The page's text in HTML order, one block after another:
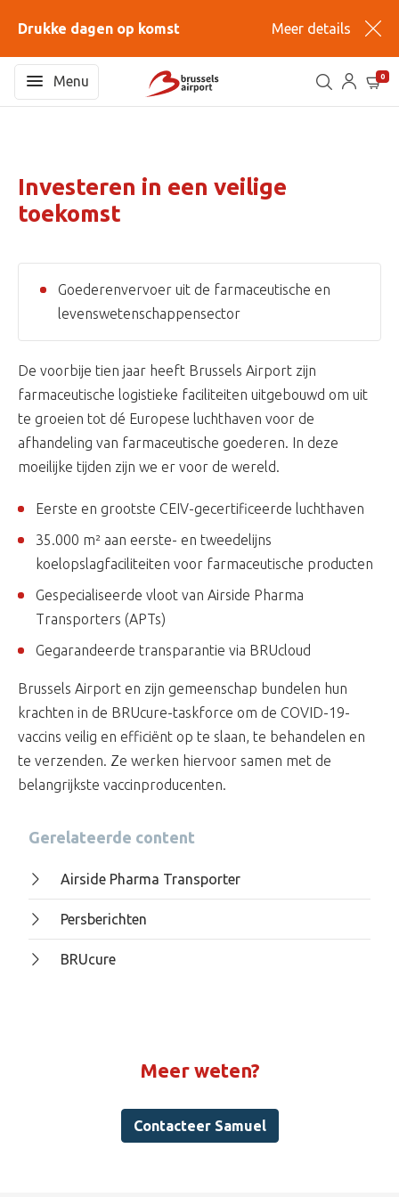
Drukke dagen op komst Meer details
Menu 0
Investeren in een veilige
toekomst
Goederenvervoer uit de farmaceutische en
levenswetenschappensector
De voorbije tien jaar heeft Brussels Airport zijn
farmaceutische logistieke faciliteiten uitgebouwd om uit
te groeien tot dé Europese luchthaven voor de
afhandeling van farmaceutische goederen. In deze
moeilijke tijden zijn we er voor de wereld.
Eerste en grootste CEIV-gecertificeerde luchthaven
35.000 m² aan eerste- en tweedelijns
koelopslagfaciliteiten voor farmaceutische producten
Gespecialiseerde vloot van Airside Pharma
Transporters (APTs)
Gegarandeerde transparantie via BRUcloud
Brussels Airport en zijn gemeenschap bundelen hun
krachten in de BRUcure-taskforce om de COVID-19-
vaccins veilig en efficiënt op te slaan, te behandelen en
te verzenden. Ze werken hiervoor samen met de
belangrijkste vaccinproducenten.
Gerelateerde content
Airside Pharma Transporter
Persberichten
BRUcure
Meer weten?
Contacteer Samuel